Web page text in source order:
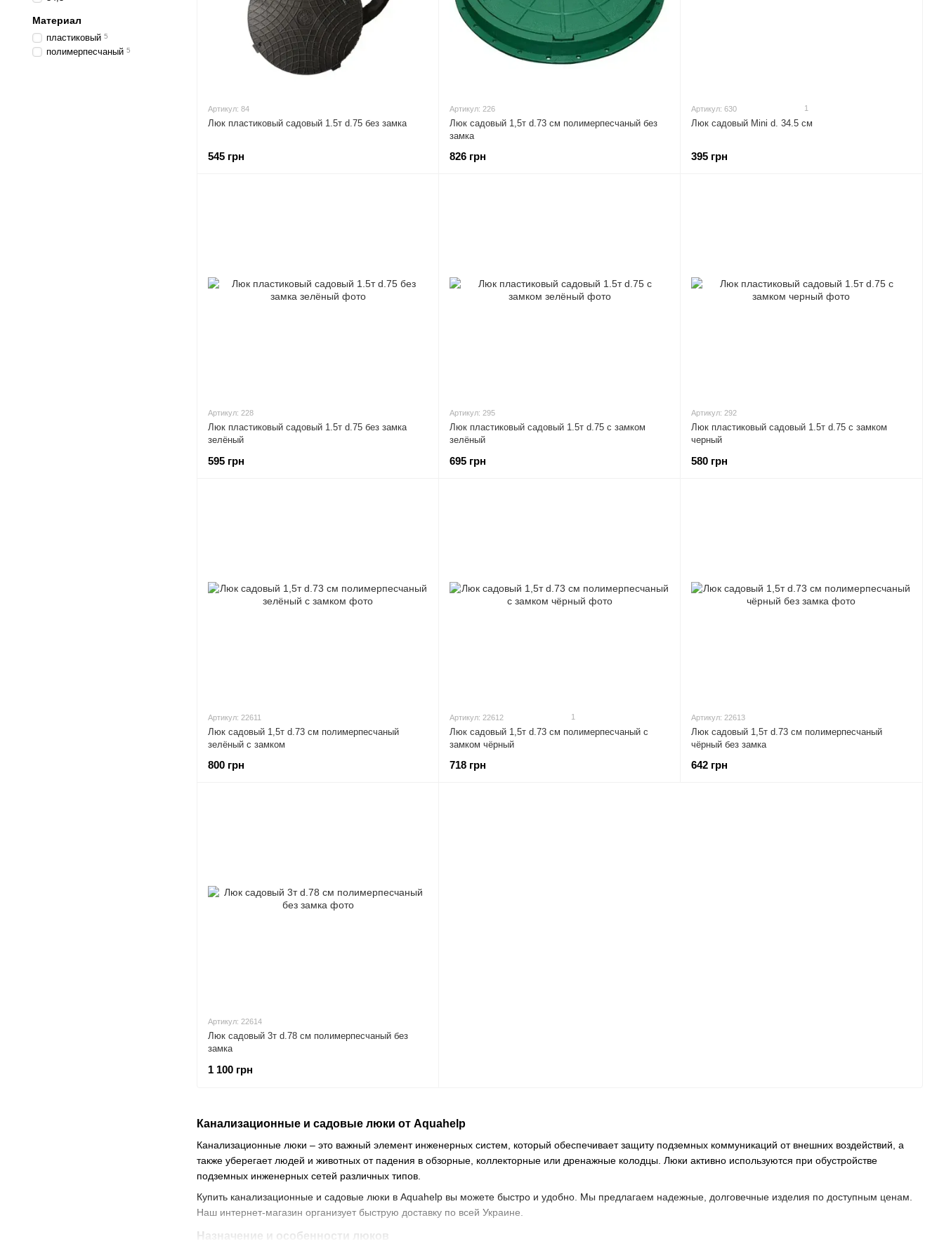
Канализационные и садовые люки от Aquahelp
Канализационные люки – это важный элемент инженерных систем, который обеспечивает защиту подземных коммуникаций от внешних воздействий, а
также уберегает людей и животных от падения в обзорные, коллекторные или дренажные колодцы. Люки активно используются при обустройстве
подземных инженерных сетей различных типов.
Купить канализационные и садовые люки в Aquahelp вы можете быстро и удобно. Мы предлагаем надежные, долговечные изделия по доступным ценам.
Наш интернет-магазин организует быструю доставку по всей Украине.
Назначение и особенности люков
Артикул: 84
Люк пластиковый садовый 1.5т d.75 без замка
545 грн
Артикул: 226
Люк садовый 1,5т d.73 см полимерпесчаный без
замка
826 грн
Артикул: 630 1
Люк садовый Mini d. 34.5 см
395 грн
Артикул: 228
Люк пластиковый садовый 1.5т d.75 без замка
зелёный
595 грн
Артикул: 295
Люк пластиковый садовый 1.5т d.75 с замком
зелёный
695 грн
Артикул: 292
Люк пластиковый садовый 1.5т d.75 с замком
черный
580 грн
Артикул: 22611
Люк садовый 1,5т d.73 см полимерпесчаный
зелёный с замком
800 грн
Артикул: 22612 1
Люк садовый 1,5т d.73 см полимерпесчаный с
замком чёрный
718 грн
Артикул: 22613
Люк садовый 1,5т d.73 см полимерпесчаный
чёрный без замка
642 грн
Артикул: 22614
Люк садовый 3т d.78 см полимерпесчаный без
замка
1 100 грн
Материал
пластиковый 5
полимерпесчаный 5